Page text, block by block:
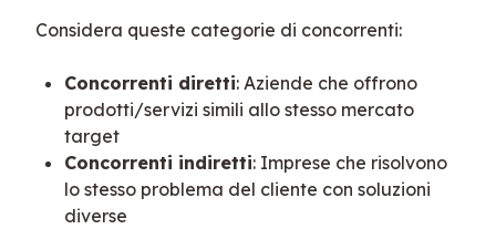
Considera queste categorie di concorrenti:
Concorrenti diretti: Aziende che offrono
prodotti/servizi simili allo stesso mercato
target
Concorrenti indiretti: Imprese che risolvono
lo stesso problema del cliente con soluzioni
diverse